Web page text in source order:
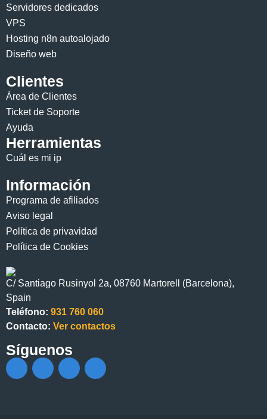
Servidores dedicados
VPS
Hosting n8n autoalojado
Diseño web
Clientes
Área de Clientes
Ticket de Soporte
Ayuda
Herramientas
Cuál es mi ip
Información
Programa de afiliados
Aviso legal
Política de privavidad
Política de Cookies
C/ Santiago Rusinyol 2a, 08760 Martorell (Barcelona),
Spain
Teléfono: 931 760 060
Contacto: Ver contactos
Síguenos